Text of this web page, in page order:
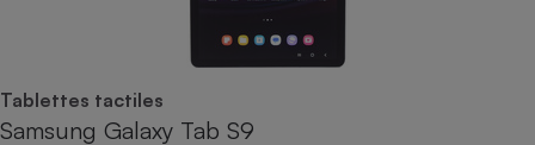
Tablettes tactiles
Samsung Galaxy Tab S9